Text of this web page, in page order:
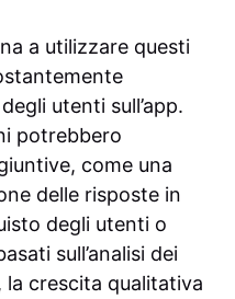
a utilizzare questi
utenti sull’app.
potrebbero
come una
delle risposte in
degli utenti o
sull’analisi dei
crescita qualitativa